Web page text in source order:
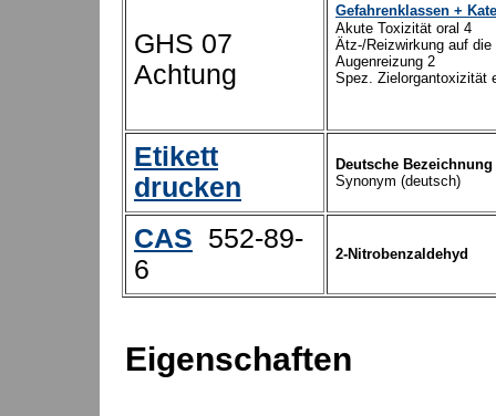
GHS 07
Achtung
Gefahrenklassen +
Akute Toxizität oral 4
Ätz-/Reizwirkung auf die
Augenreizung 2
Spez. Zielorgantoxizität
Etikett
drucken
Deutsche Bezeichnung
Synonym (deutsch)
CAS 552-89-
6
2-Nitrobenzaldehyd
Eigenschaften